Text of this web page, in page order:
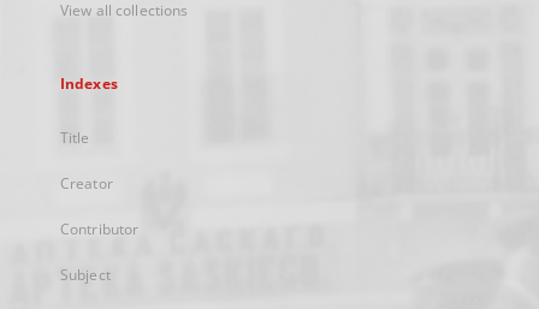
View all collections
Indexes
Title
Creator
Contributor
Subject